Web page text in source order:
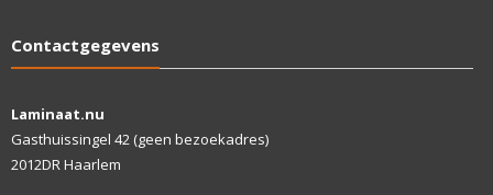
Contactgegevens
Laminaat.nu
Gasthuissingel 42 (geen bezoekadres)
2012DR Haarlem